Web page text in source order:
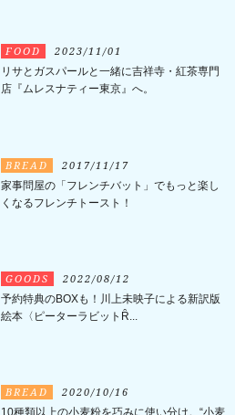
FOOD 2023/11/01
リサとガスパールと一緒に吉祥寺・紅茶専門
店『ムレスナティー東京』へ。
BREAD 2017/11/17
家事問屋の「フレンチバット」でもっと楽し
くなるフレンチトースト！
GOODS 2022/08/12
予約特典のBOXも！川上未映子による新訳版
絵本〈ピーターラビットȒ...
BREAD 2020/10/16
10種類以上の小麦粉を巧みに使い分け。“小麦